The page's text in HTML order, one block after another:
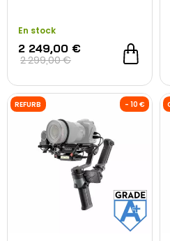
En stock
2 249,00 €
2 299,00 €